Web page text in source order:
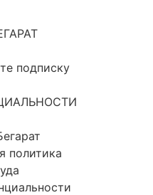
подписку
политика